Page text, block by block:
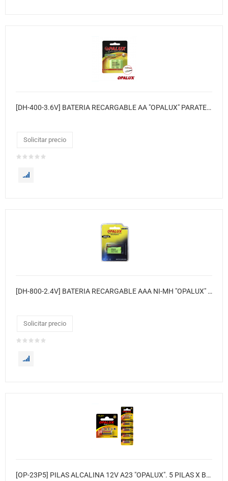
[DH-400-3.6V] BATERIA RECARGABLE AA "OPALUX" PARATELEFONO INALAMBRICO. 400 MAH 3.6V. EN BLISTER. 10 X CAJA
Solicitar precio
[DH-800-2.4V] BATERIA RECARGABLE AAA NI-MH "OPALUX" PARA TELEFONO INALAMBRICO. 800 MAH 2.4V. EN BLISTER / CAJA X 10 / MASTER X 201
Solicitar precio
[OP-23P5] PILAS ALCALINA 12V A23 "OPALUX". 5 PILAS X BLISTER / 10 BLISTER X CAJA / MASTER X 360 CAJAS.